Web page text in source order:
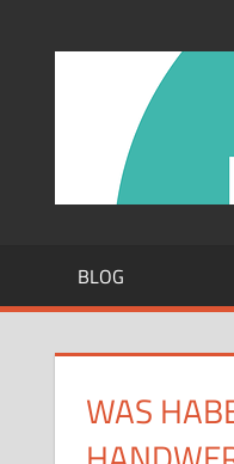
BLOG
WAS